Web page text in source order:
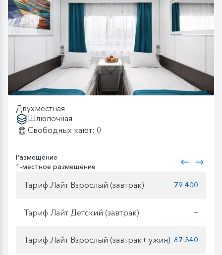
Двухместная
Шлюпочная
Свободных кают: 0
Размещение
1-местное размещение
Тариф Лайт Взрослый (завтрак) 79 400
Тариф Лайт Детский (завтрак) —
Тариф Лайт Взрослый (завтрак+ ужин) 87 340